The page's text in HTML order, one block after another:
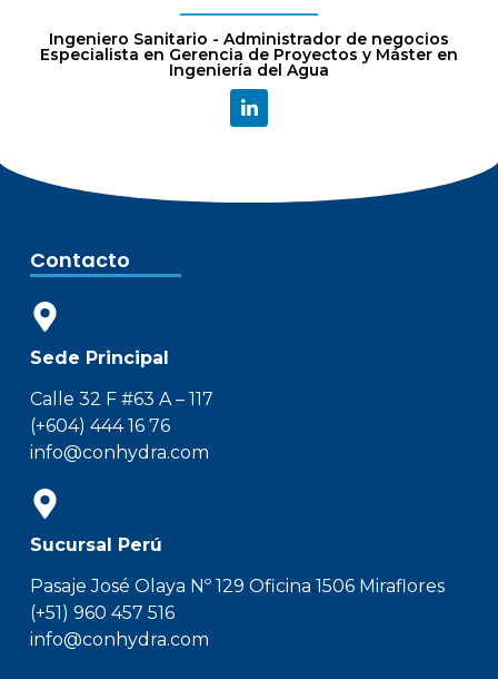
Ingeniero Sanitario - Administrador de negocios
Especialista en Gerencia de Proyectos y Máster en
Ingeniería del Agua
Contacto
Sede Principal
Calle 32 F #63 A – 117
(+604) 444 16 76
info@conhydra.com
Sucursal Perú
Pasaje José Olaya Nº 129 Oficina 1506 Miraflores
(+51) 960 457 516
info@conhydra.com